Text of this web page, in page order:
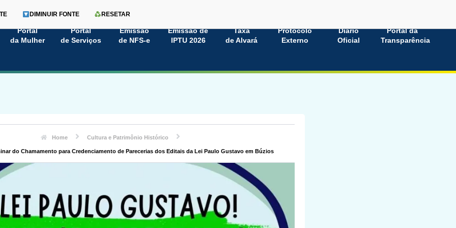
Portal
da Mulher
Portal
de Serviços
Emissão
de NFS-e
Emissão de
IPTU 2026
Taxa
de Alvará
Protocolo
Externo
Diário
Oficial
Portal da
Transparência
DIMINUIR FONTE RESETAR
Home Cultura e Patrimônio Histórico
do Chamamento para Credenciamento de Parecerias dos Editais da Lei Paulo Gustavo em Búzios